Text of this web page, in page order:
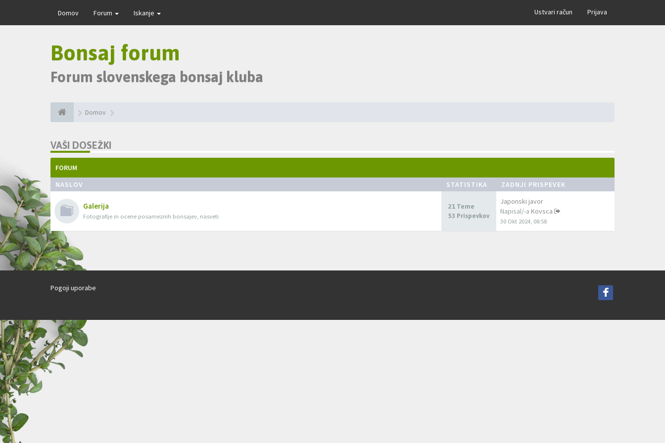
Domov Forum Iskanje Ustvari račun Prijava ×
Bonsaj forum
Forum slovenskega bonsaj kluba
Domov
VAŠI DOSEŽKI
FORUM
NASLOV
STATISTIKA ZADNJI PRISPEVEK
Galerija
Fotografije in ocene posameznih bonsajev, nasveti
21 Teme
53 Prispevkov
Japonski javor
Napisal/-a Kovsca
30 Okt 2024, 08:58
Pogoji uporabe